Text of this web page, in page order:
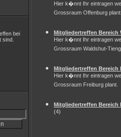
Hier k�nnt Ihr eintragen
Grossraum Offenburg
Mitgliedertreffen Bereich
Hier k�nnt Ihr eintragen
Grossraum Waldshut-
Mitgliedertreffen Bereich
Hier k�nnt Ihr eintragen
Grossraum Freiburg plant.
Mitgliedertreffen Bereich
(4)
bei
sind.